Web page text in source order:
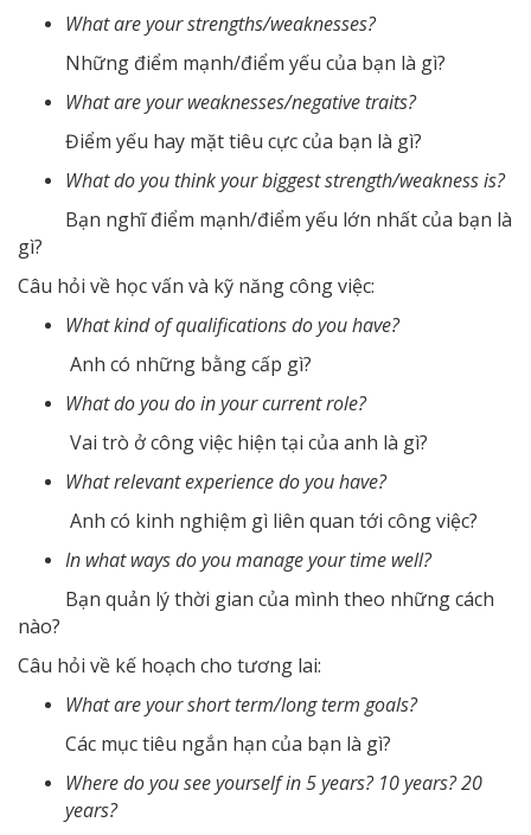
What are your strengths/weaknesses?
Những điểm mạnh/điểm yếu của bạn là gì?
What are your weaknesses/negative traits?
Điểm yếu hay mặt tiêu cực của bạn là gì?
What do you think your biggest strength/weakness is?
Bạn nghĩ điểm mạnh/điểm yếu lớn nhất của bạn là
gì?
Câu hỏi về học vấn và kỹ năng công việc:
What kind of qualifications do you have?
Anh có những bằng cấp gì?
What do you do in your current role?
Vai trò ở công việc hiện tại của anh là gì?
What relevant experience do you have?
Anh có kinh nghiệm gì liên quan tới công việc?
In what ways do you manage your time well?
Bạn quản lý thời gian của mình theo những cách
nào?
Câu hỏi về kế hoạch cho tương lai:
What are your short term/long term goals?
Các mục tiêu ngắn hạn của bạn là gì?
Where do you see yourself in 5 years? 10 years? 20
years?